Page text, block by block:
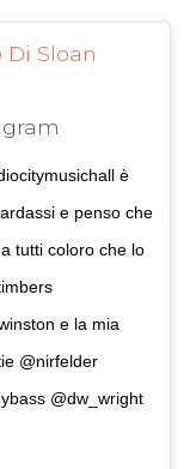
Sloan
è
e penso che
tutti coloro che lo
e la mia
@nirfelder
@dw_wright